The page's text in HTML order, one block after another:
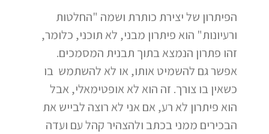
הפיתרון של יצירת כותרת ושמה "החלטות
ורעיונות" הוא פיתרון מבני, לא תוכני, כלומר,
זהו פתרון הנמצא בתוך תבנית המסמכים.
אפשר גם להשמיט אותו, או לא להשתמש בו
כשאין בו צורך. זה הוא לא אופטימאלי, אבל
הוא פיתרון לא רע, אם אני לא רוצה לבייש את
הבכירים ממני בכתב ולהצהיר קהל עם ועדה